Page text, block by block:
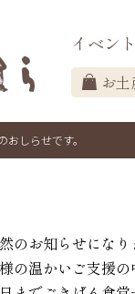
イベント
お土
おしらせです。
のお知らせにな
の温かいご支援